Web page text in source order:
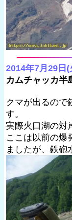
2014年7月29日(
カムチャッカ
クマが出るので
す。
実際火口湖の対
ここは以前の爆
ましたが、鉄砲